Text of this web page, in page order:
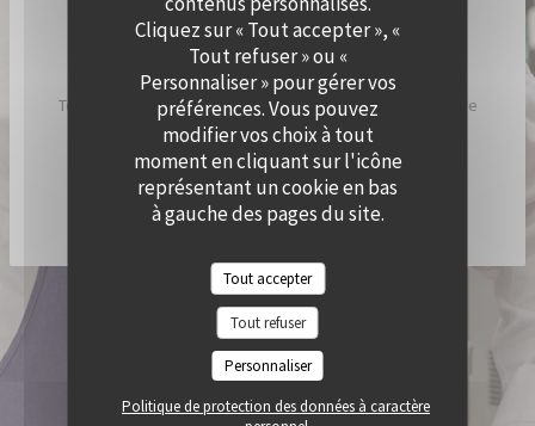
Cliquez sur « Tout accepter », «
Tout refuser » ou «
Personnaliser » pour gérer vos
préférences. Vous pouvez
modifier vos choix à tout
moment en cliquant sur l'icône
représentant un cookie en bas
à gauche des pages du site.
Tout accepter
Tout refuser
Personnaliser
Politique de protection des données à caractère
Chez Cramat’, la cuisine sent bon l’été et est pleine de
saveurs et de gourmandises.
Tous les jours, nous allumons nos braséros pour vous faire
découvrir les spécialités du chef !
DÉCOUVRIR / RÉSERVER CRAMAT'
© 2026 QUAI OUEST — CRÉATION DE SITE INTERNET RESTAURANT AVEC
ZENCHEF((OUVRE UNE NOUVELLE FENÊTRE))
MENTIONS LÉGALES
((OUVRE UNE NOUVELLE FENÊTRE))
CGU
((OUVRE UNE NOUVELLE
POLITIQUE DE PROTECTION DES DONNÉES À CARACTÈRE PERSONNEL
((OUVRE UNE NOUVELLE FENÊTRE))
POLITIQUE DE COOKIES
ACCESSIBILITE